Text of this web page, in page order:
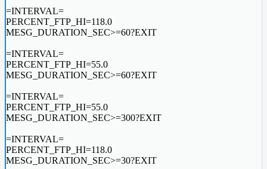
=INTERVAL=
PERCENT_FTP_HI=118.0
MESG_DURATION_SEC>=60?EXIT
=INTERVAL=
PERCENT_FTP_HI=55.0
MESG_DURATION_SEC>=60?EXIT
=INTERVAL=
PERCENT_FTP_HI=55.0
MESG_DURATION_SEC>=300?EXIT
=INTERVAL=
PERCENT_FTP_HI=118.0
MESG_DURATION_SEC>=30?EXIT